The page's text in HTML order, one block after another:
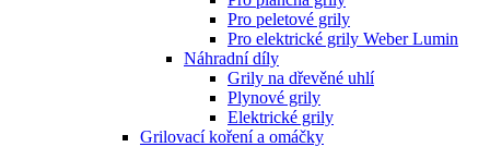
Pro peletové grily
Pro elektrické grily Weber Lumin
Náhradní díly
Grily na dřevěné uhlí
Plynové grily
Elektrické grily
Grilovací koření a omáčky